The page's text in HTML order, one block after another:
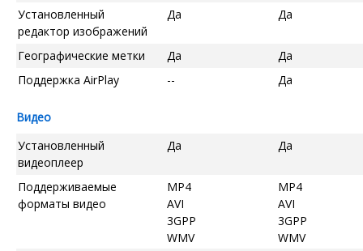
Установленный
редактор изображений
Да Да
Географические метки Да
Да
Поддержка AirPlay
-- Да
Видео
Установленный
видеоплеер
Да Да
Поддерживаемые
форматы видео
MP4
AVI
3GPP
WMV
MP4
AVI
3GPP
WMV